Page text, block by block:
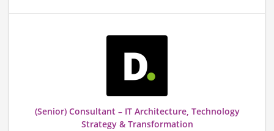
(Senior) Consultant – IT Architecture, Technology
Strategy & Transformation